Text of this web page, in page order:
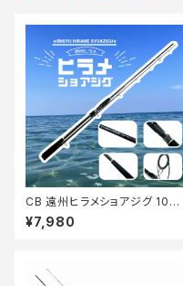
CB 遠州ヒラメショアジグ 100
MH【Tオリ】
¥7,980